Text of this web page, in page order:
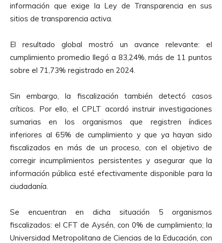
información que exige la Ley de Transparencia en sus
sitios de transparencia activa.
El resultado global mostró un avance relevante: el
cumplimiento promedio llegó a 83,24%, más de 11 puntos
sobre el 71,73% registrado en 2024.
Sin embargo, la fiscalización también detectó casos
críticos. Por ello, el CPLT acordó instruir investigaciones
sumarias en los organismos que registren índices
inferiores al 65% de cumplimiento y que ya hayan sido
fiscalizados en más de un proceso, con el objetivo de
corregir incumplimientos persistentes y asegurar que la
información pública esté efectivamente disponible para la
ciudadanía.
Se encuentran en dicha situación 5 organismos
fiscalizados: el CFT de Aysén, con 0% de cumplimiento; la
Universidad Metropolitana de Ciencias de la Educación, con